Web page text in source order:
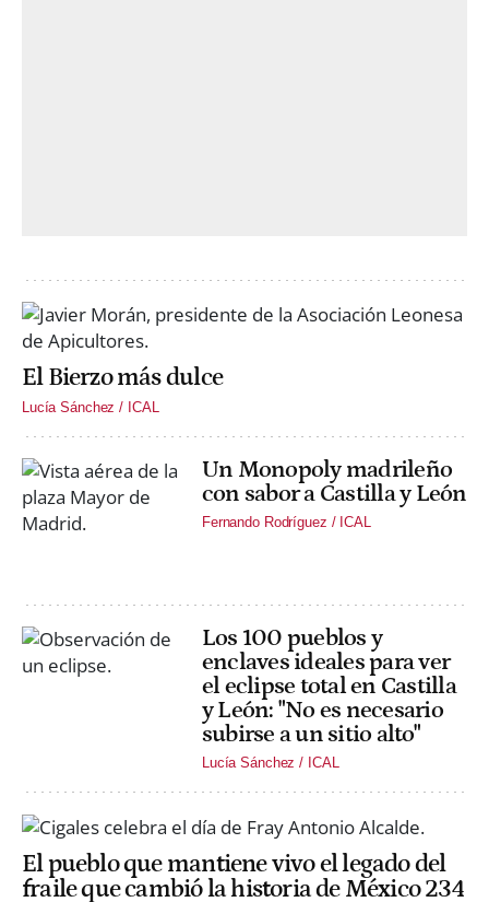
El Bierzo más dulce
Lucía Sánchez / ICAL
Un Monopoly madrileño
con sabor a Castilla y León
Fernando Rodríguez / ICAL
Los 100 pueblos y
enclaves ideales para ver
el eclipse total en Castilla
y León: "No es necesario
subirse a un sitio alto"
Lucía Sánchez / ICAL
El pueblo que mantiene vivo el legado del
fraile que cambió la historia de México 234